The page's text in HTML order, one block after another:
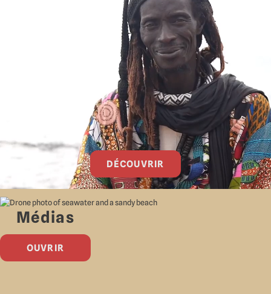
DÉCOUVRIR
Médias
OUVRIR